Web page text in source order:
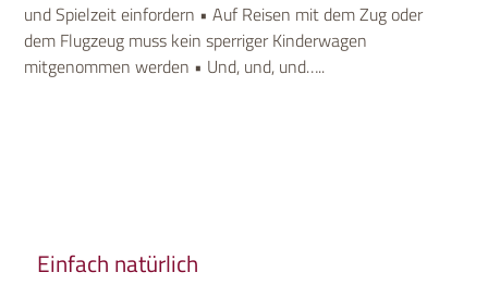
und Spielzeit einfordern • Auf Reisen mit dem Zug oder
dem Flugzeug muss kein sperriger Kinderwagen
mitgenommen werden • Und, und, und…..
Einfach natürlich